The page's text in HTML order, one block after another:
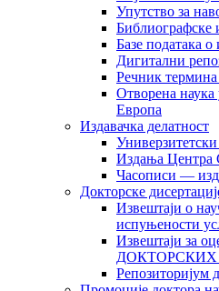
Упутство за
Библиографске
Базе података
Дигитални
Рeчник термина
Отворена
Европа
Издавачка делатност
Издања
Часописи —
Докторске
Извештаји о
испуњености
Извештаји за
ДОКТОРСКИХ
Репозиторијум